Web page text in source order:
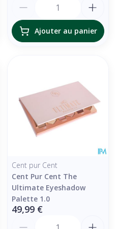
Ajouter au panier
Cent pur Cent
Cent Pur Cent The
Ultimate Eyeshadow
Palette 1.0
49,99 €